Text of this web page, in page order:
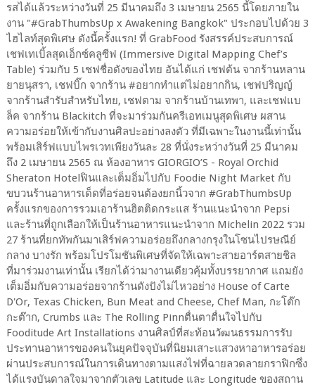
รสได้แล้วระหว่างวันที่ 25 มีนาคมถึง 3 เมษายน 2565 นี้โดยภายใน
งาน "#GrabThumbsUp x Awakening Bangkok" ประกอบไปด้วย 3
ไฮไลท์สุดพิเศษ ดังนี้ครั้งแรก! ที่ GrabFood รังสรรค์ประสบการณ์
เชฟเทเบิ้ลสุดเอ็กซ์คลูซีฟ (Immersive Digital Mapping Chef’s
Table) ร่วมกับ 5 เชฟชื่อดังของไทย อันได้แก่ เชฟต้น จากร้านหลาน
ยายนุสรา, เชฟบิ๊ก จากร้าน #อยากทำแต่ไม่อยากกิน, เชฟปริญญ์
จากร้านสำรับสำหรับไทย, เชฟตาม จากร้านบ้านเทพา, และเชฟแบ
ล็ค จากร้าน Blackitch ที่จะมาร่วมกันครีเอทเมนูสุดพิเศษ ผสาน
ความอร่อยให้เข้ากับงานศิลปะอย่างลงตัว ที่มีเฉพาะในงานนี้เท่านั้น
พร้อมเสิร์ฟแบบไพรเวทเพียงวันละ 28 ที่นั่งระหว่างวันที่ 25 มีนาคม
ถึง 2 เมษายน 2565 ณ ห้องอาหาร GIORGIO’S - Royal Orchid
Sheraton Hotelฟินและเต็มอิ่มไปกับ Foodie Night Market กับ
ขบวนร้านอาหารเด็ดที่อร่อยจนต้องยกนิ้วจาก #GrabThumbsUp
ครั้งแรกของการรวมเอาร้านฮิตติดกระแส ร้านแนะนำจาก Pepsi
และร้านที่ถูกเลือกให้เป็นร้านอาหารแนะนำจาก Michelin 2022 รวม
27 ร้านที่ยกทัพกันมาเสิร์ฟความอร่อยถึงกลางกรุงในโซนไปรษณีย์
กลาง บางรัก พร้อมโปรโมชันพิเศษที่จัดให้เฉพาะสายอาร์ตสายชิล
ที่มาร่วมงานเท่านั้น เรียกได้ว่ามางานเดียวคุ้มทั้งบรรยากาศ แถมยัง
เต็มอิ่มกับความอร่อยจากร้านดังปังไม่ไหวอย่าง House of Carte
D'Or, Texas Chicken, Bun Meat and Cheese, Chef Man, กะโต๊ก
กะต๊าก, Crumbs และ The Rolling Pinnตื่นตาตื่นใจไปกับ
Fooditude Art Installations งานศิลป์ที่สะท้อนวัฒนธรรมการรับ
ประทานอาหารของคนในยุคปัจจุบันที่นิยมเสาะแสวงหาอาหารอร่อย
ผ่านประสบการณ์ในการเดินทางตามแสงไฟที่ฉายลวดลายกราฟิกซึ่ง
ได้แรงบันดาลใจมาจากตัวเลข Latitude และ Longitude ของสถาน